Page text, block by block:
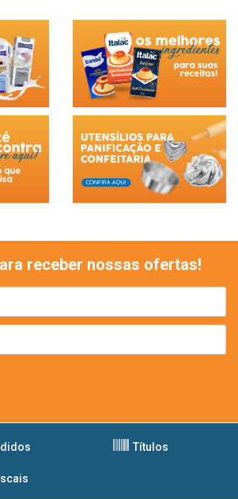
receber nossas ofertas!
Títulos